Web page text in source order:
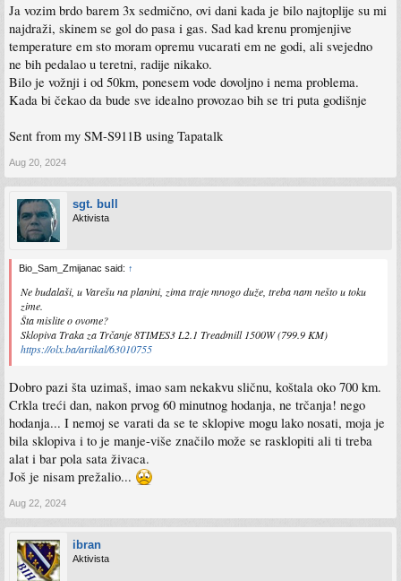
Ja vozim brdo barem 3x sedmično, ovi dani kada je bilo najtoplije su mi
najdraži, skinem se gol do pasa i gas. Sad kad krenu promjenjive
temperature em sto moram opremu vucarati em ne godi, ali svejedno
ne bih pedalao u teretni, radije nikako.
Bilo je vožnji i od 50km, ponesem vode dovoljno i nema problema.
Kada bi čekao da bude sve idealno provozao bih se tri puta godišnje
Sent from my SM-S911B using Tapatalk
Aug 20, 2024
sgt. bull
Aktivista
Bio_Sam_Zmijanac said: ↑
Ne budalaši, u Varešu na planini, zima traje mnogo duže, treba nam nešto u toku
zime.
Šta mislite o ovome?
Sklopiva Traka za Trčanje 8TIMES3 L2.1 Treadmill 1500W (799.9 KM)
https://olx.ba/artikal/63010755
Dobro pazi šta uzimaš, imao sam nekakvu sličnu, koštala oko 700 km.
Crkla treći dan, nakon prvog 60 minutnog hodanja, ne trčanja! nego
hodanja... I nemoj se varati da se te sklopive mogu lako nosati, moja je
bila sklopiva i to je manje-više značilo može se rasklopiti ali ti treba
alat i bar pola sata živaca.
Još je nisam prežalio...
Aug 22, 2024
ibran
Aktivista